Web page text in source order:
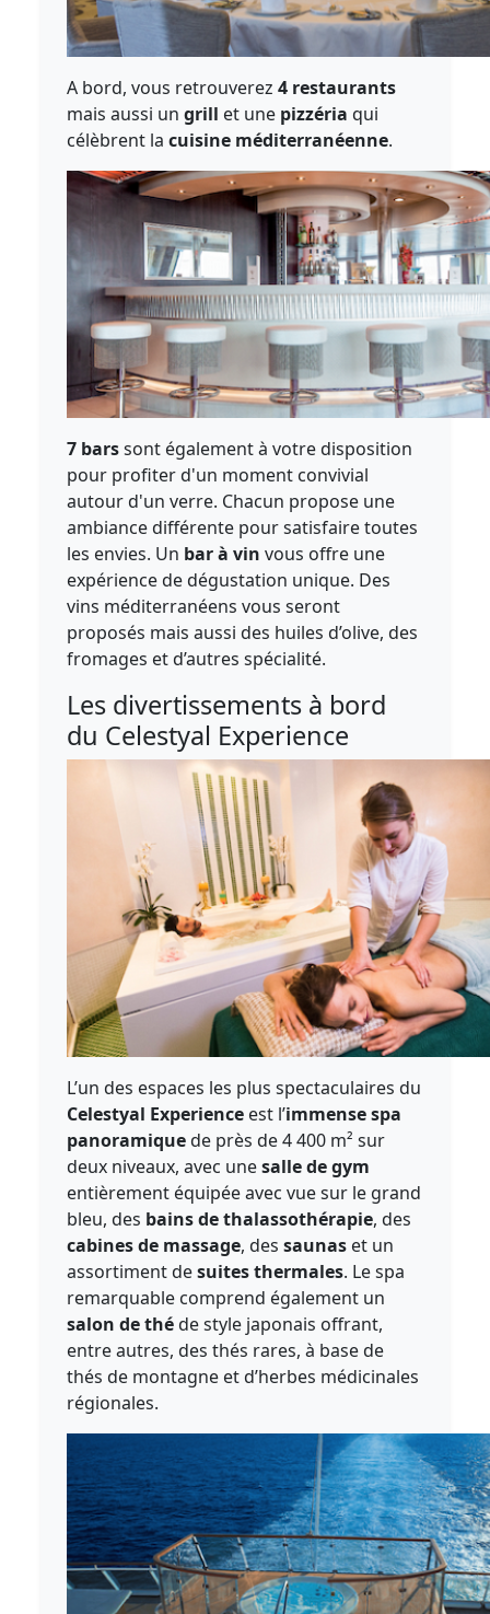
A bord, vous retrouverez4 restaurants
mais aussi ungrill et une pizzéria qui
célèbrent lacuisine méditerranéenne.
7 barssont également à votre disposition
pour profiter d'un moment convivial
autour d'un verre. Chacun propose une
ambiance différente pour satisfaire toutes
les envies. Un bar à vin vous offre une
expérience de dégustation unique. Des
vins méditerranéens vous seront
proposés mais aussi des huiles d’olive, des
fromages et d’autres spécialité.
Les divertissements à bord
du Celestyal Experience
L’un des espaces les plus spectaculaires du
Celestyal Experience est l’immense spa
panoramiquede près de 4 400 m² sur
deux niveaux, avec unesalle de gym
entièrement équipée avec vue sur le grand
bleu, des bains de thalassothérapie, des
cabines de massage, dessaunas et un
assortiment desuites thermales. Le spa
remarquable comprend également un
salon de théde style japonais offrant,
entre autres, des thés rares, à base de
thés de montagne et d’herbes médicinales
régionales.